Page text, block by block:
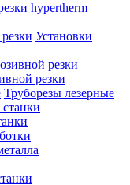
hypertherm
Установки
резки
Труборезы лезерные